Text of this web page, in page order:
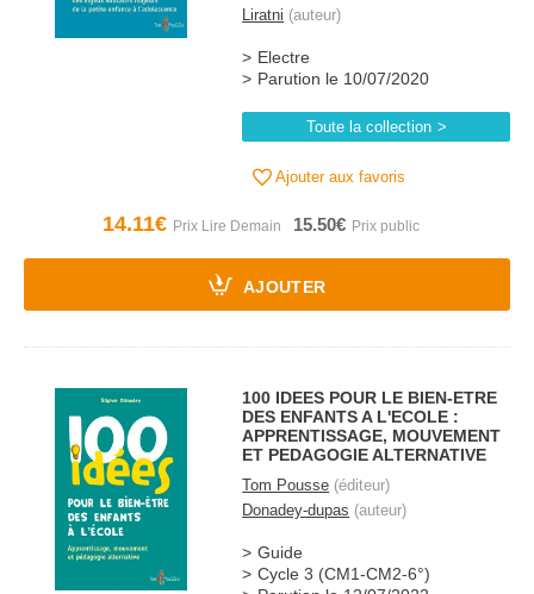
Liratni (auteur)
Electre
Parution le 10/07/2020
Toute la collection
Ajouter aux favoris
14.11€ 15.50€
AJOUTER
100 IDEES POUR LE BIEN-ETRE
DES ENFANTS A L'ECOLE :
APPRENTISSAGE, MOUVEMENT
ET PEDAGOGIE ALTERNATIVE
Tom Pousse (éditeur)
Donadey-dupas (auteur)
Guide
Cycle 3 (CM1-CM2-6°)